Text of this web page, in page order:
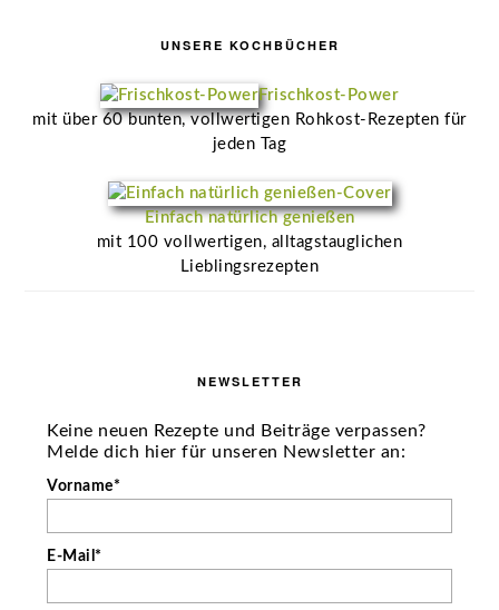
UNSERE KOCHBÜCHER
Frischkost-Power
mit über 60 bunten, vollwertigen Rohkost-Rezepten für
jeden Tag
Einfach natürlich genießen
mit 100 vollwertigen, alltagstauglichen
Lieblingsrezepten
NEWSLETTER
Keine neuen Rezepte und Beiträge verpassen?
Melde dich hier für unseren Newsletter an:
Vorname*
E-Mail*